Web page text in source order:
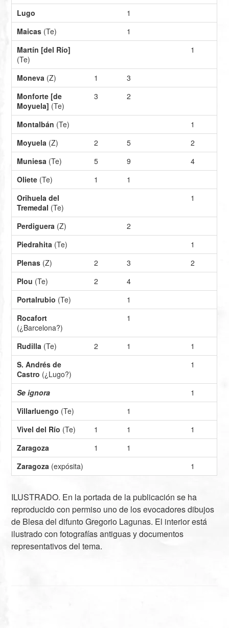
Lugo
1
Maicas (Te)
1
Martín [del Río]
(Te)
1
Moneva (Z) 1
3
Monforte [de
Moyuela] (Te)
3 2
Montalbán (Te)
1
Moyuela (Z) 2 5
2
Muniesa (Te) 5 9
4
Oliete (Te) 1
1
Orihuela del
Tremedal (Te)
1
Perdiguera (Z)
2
Piedrahita (Te)
1
Plenas (Z) 2 3
2
Plou (Te) 2
4
Portalrubio (Te)
1
Rocafort
(¿Barcelona?)
1
Rudilla (Te) 2 1
1
S. Andrés de
Castro (¿Lugo?)
1
Se ignora
1
Villarluengo (Te)
1
Vivel del Río (Te) 1 1
1
Zaragoza
1
1
Zaragoza (expósita) 1
ILUSTRADO. En la portada de la publicación se ha
reproducido con permiso uno de los evocadores dibujos
de Blesa del difunto Gregorio Lagunas. El interior está
ilustrado con fotografías antiguas y documentos
representativos del tema.